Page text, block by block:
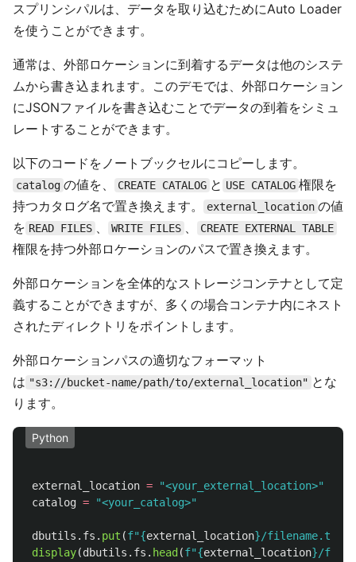
スプリンシパルは、データを取り込むためにAuto Loader
を使うことができます。
通常は、外部ロケーションに到着するデータは他のシステ
ムから書き込まれます。このデモでは、外部ロケーション
にJSONファイルを書き込むことでデータの到着をシミュ
レートすることができます。
以下のコードをノートブックセルにコピーします。
catalog の値を、 CREATE CATALOG と USE CATALOG 権限を
持つカタログ名で置き換えます。
external_location の値
を READ FILES 、 WRITE FILES 、 CREATE EXTERNAL TABLE
権限を持つ外部ロケーションのパスで置き換えます。
外部ロケーションを全体的なストレージコンテナとして定
義することができますが、多くの場合コンテナ内にネスト
されたディレクトリをポイントします。
外部ロケーションパスの適切なフォーマット
は "s3://bucket-name/path/to/external_location" とな
ります。
Python
external_location = "<your_external_location>"
catalog = "<your_catalog>"
dbutils . fs . put (f"{external_location}/filename.txt
display(dbutils . fs . head (f"{external_location}/